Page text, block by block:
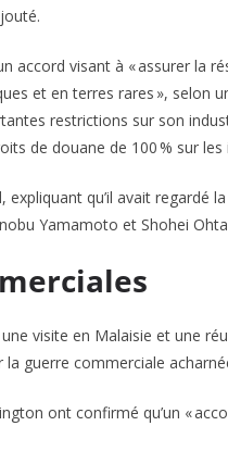
accord visant à « assurer la
et en terres rares », selon
restrictions sur son
de douane de 100 % sur
expliquant qu’il avait regardé
Yamamoto et Shohei
visite en Malaisie et une
la guerre commerciale
ont confirmé qu’un «